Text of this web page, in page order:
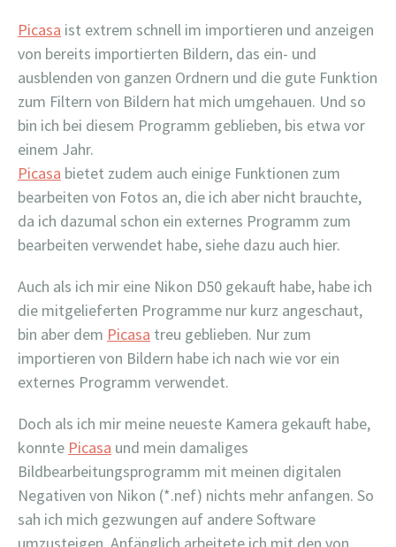
Picasa ist extrem schnell im importieren und anzeigen
von bereits importierten Bildern, das ein- und
ausblenden von ganzen Ordnern und die gute Funktion
zum Filtern von Bildern hat mich umgehauen. Und so
bin ich bei diesem Programm geblieben, bis etwa vor
einem Jahr.
Picasa bietet zudem auch einige Funktionen zum
bearbeiten von Fotos an, die ich aber nicht brauchte,
da ich dazumal schon ein externes Programm zum
bearbeiten verwendet habe, siehe dazu auch hier.
Auch als ich mir eine Nikon D50 gekauft habe, habe ich
die mitgelieferten Programme nur kurz angeschaut,
bin aber dem Picasa treu geblieben. Nur zum
importieren von Bildern habe ich nach wie vor ein
externes Programm verwendet.
Doch als ich mir meine neueste Kamera gekauft habe,
konnte Picasa und mein damaliges
Bildbearbeitungsprogramm mit meinen digitalen
Negativen von Nikon (*.nef) nichts mehr anfangen. So
sah ich mich gezwungen auf andere Software